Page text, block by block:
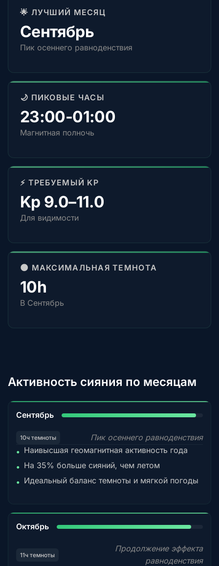
🌟 ЛУЧШИЙ МЕСЯЦ
Сентябрь
Пик осеннего равноденствия
🌙 ПИКОВЫЕ ЧАСЫ
23:00-01:00
Магнитная полночь
⚡ ТРЕБУЕМЫЙ KP
Kp 9.0–11.0
Для видимости
🌑 МАКСИМАЛЬНАЯ ТЕМНОТА
10h
В Сентябрь
Активность сияния по месяцам
Сентябрь
10ч темноты
Пик осеннего равноденствия
• Наивысшая геомагнитная активность года
• На 35% больше сияний, чем летом
• Идеальный баланс темноты и мягкой погоды
Октябрь
11ч темноты
Продолжение эффекта
равноденствия